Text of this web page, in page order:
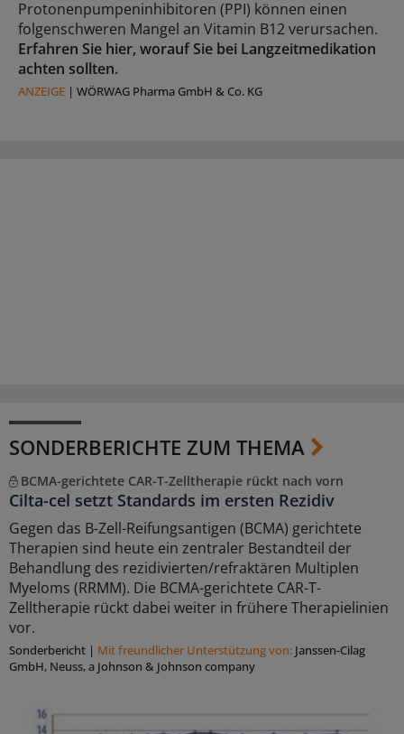
Protonenpumpeninhibitoren (PPI) können einen
folgenschweren Mangel an Vitamin B12 verursachen.
Erfahren Sie hier, worauf Sie bei Langzeitmedikation
achten sollten.
ANZEIGE | WÖRWAG Pharma GmbH & Co. KG
SONDERBERICHTE ZUM THEMA
BCMA-gerichtete CAR-T-Zelltherapie rückt nach vorn
Cilta-cel setzt Standards im ersten Rezidiv
Gegen das B-Zell-Reifungsantigen (BCMA) gerichtete
Therapien sind heute ein zentraler Bestandteil der
Behandlung des rezidivierten/refraktären Multiplen
Myeloms (RRMM). Die BCMA-gerichtete CAR-T-
Zelltherapie rückt dabei weiter in frühere Therapielinien
vor.
Sonderbericht | Mit freundlicher Unterstützung von: Janssen-Cilag
GmbH, Neuss, a Johnson & Johnson company